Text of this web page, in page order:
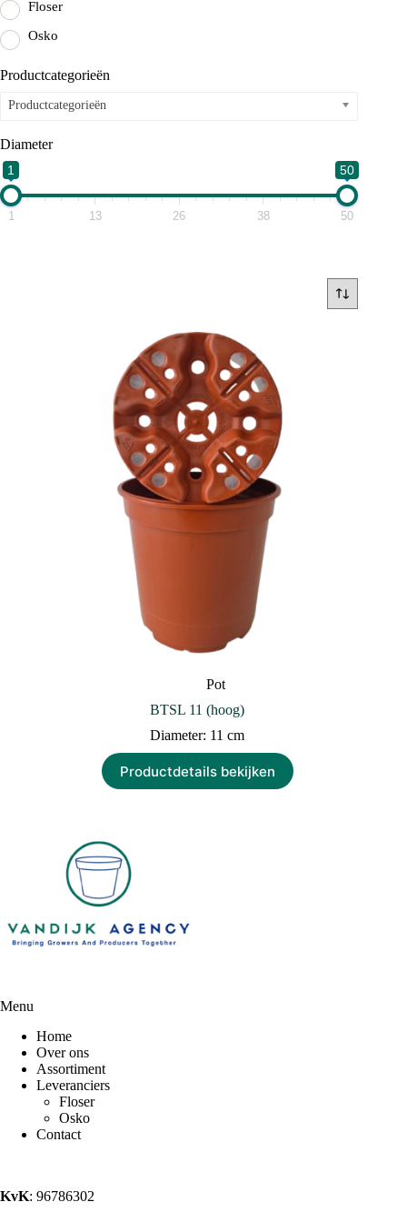
Pot
BTSL 11 (hoog)
Diameter: 11 cm
Productdetails bekijken
Floser
Osko
Productcategorieën
Productcategorieën
Diameter
1 50
1 13 26 38 50
Menu
Home
Over ons
Assortiment
Leveranciers
Floser
Osko
Contact
KvK: 96786302